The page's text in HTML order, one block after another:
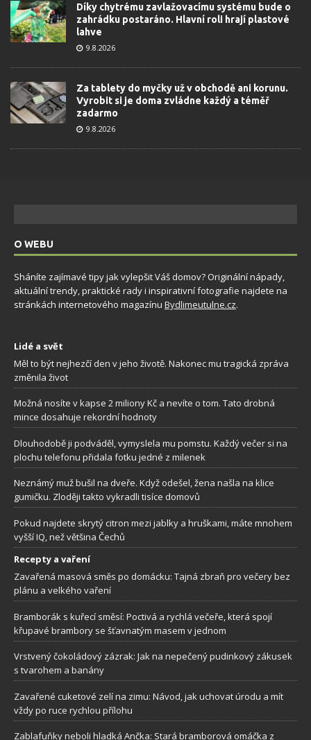
Díky chytrému zavlažovacímu systému bude o
zahrádku postaráno. Hlavní roli hrají plastové
lahve
9.8.2026
Za tablety do myčky už v obchodě ani korunu.
Vyrobit si je doma zvládne každý a téměř
zadarmo
9.8.2026
O WEBU
Sháníte zajímavé tipy jak vylepšit Váš domov? Originální nápady,
aktuální trendy, praktické rady i inspirativní fotografie najdete na
stránkách internetového magazínu Bydlimeutulne.cz.
Lidé a svět
Měl to být nejhezčí den v jeho životě. Nakonec mu tragická zpráva
změnila život
Možná nosíte v kapse 2 miliony Kč a nevíte o tom. Tato drobná
mince dosahuje rekordní hodnoty
Dlouhodobě ji podváděl, vymyslela mu pomstu. Každý večer si na
plochu telefonu přidala fotku jedné z milenek
Neznámý muž bušil na dveře. Když odešel, žena našla na klice
gumičku. Zloději takto vykradli tisíce domovů
Pokud najdete skrytý citron mezi jablky a hruškami, máte mnohem
vyšší IQ, než většina Čechů
Recepty a vaření
Zavařená masová směs po domácku: Tajná zbraň pro večery bez
plánu a velkého vaření
Bramborák s kuřecí směsí: Poctivá a rychlá večeře, která spojí
křupavé brambory se šťavnatým masem v jednom
Vrstvený čokoládový zázrak: Jak na nepečený pudinkový zákusek
s tvarohem a banány
Zavařené cuketové zelí na zimu: Návod, jak uchovat úrodu a mít
vždy po ruce rychlou přílohu
Zablafuňky neboli hladká Ančka: Stará bramborová omáčka z